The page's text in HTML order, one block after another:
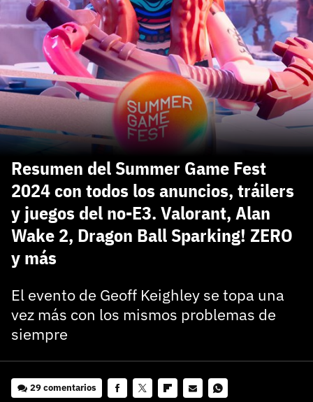
Resumen del Summer Game Fest
2024 con todos los anuncios, tráilers
y juegos del no-E3. Valorant, Alan
Wake 2, Dragon Ball Sparking! ZERO
y más
El evento de Geoff Keighley se topa una
vez más con los mismos problemas de
siempre
29 comentarios
¿Todavía no tienes cuenta?
Regístrate gratis
El inicio de sesión con Facebook ya no está
disponible, pero puedes seguir usando tu cuenta
de 3DJuegos:
Recupera tu acceso con Facebook
carácter inicial), pero no mayúsculas, espacios, tildes
o caracteres especiales.
He leído y acepto la politica de privacidad y
de participación
Registrarse en 3DJuegos
Entra con Google
¿Ya tienes cuenta?